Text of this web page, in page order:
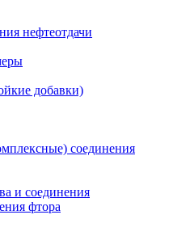
нефтеотдачи
добавки)
соединения
и соединения
фтора